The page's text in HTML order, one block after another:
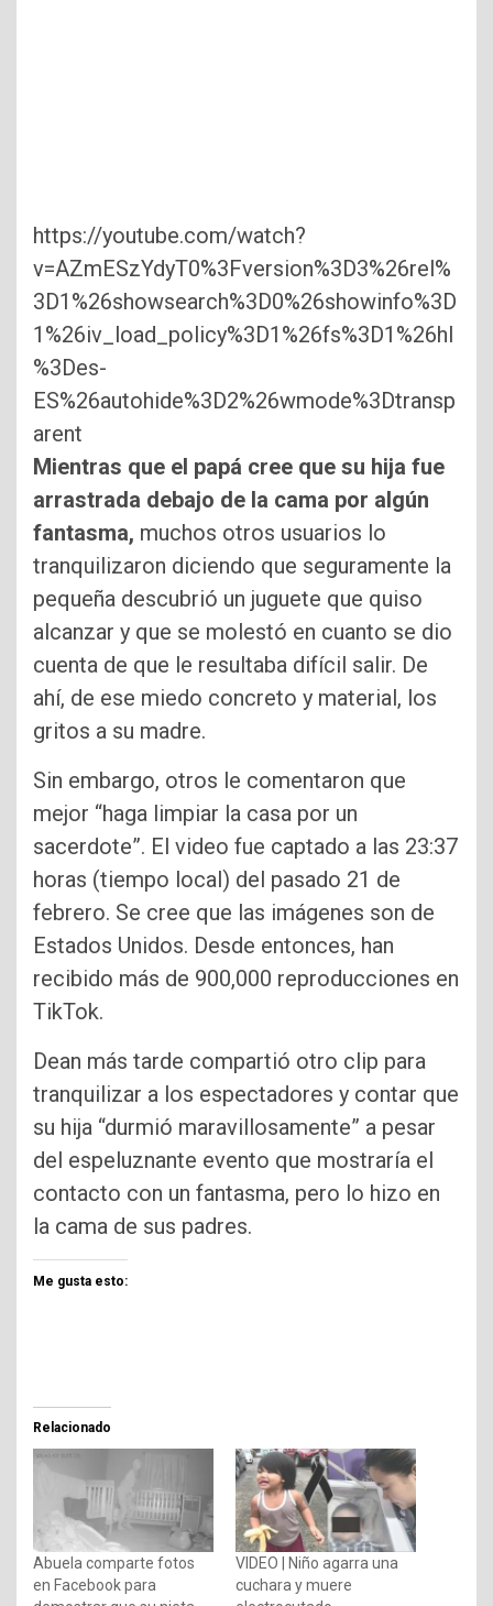
https://youtube.com/watch?
v=AZmESzYdyT0%3Fversion%3D3%26rel%
3D1%26showsearch%3D0%26showinfo%3D
1%26iv_load_policy%3D1%26fs%3D1%26hl
%3Des-
ES%26autohide%3D2%26wmode%3Dtransp
arent
Mientras que el papá cree que su hija fue
arrastrada debajo de la cama por algún
fantasma, muchos otros usuarios lo
tranquilizaron diciendo que seguramente la
pequeña descubrió un juguete que quiso
alcanzar y que se molestó en cuanto se dio
cuenta de que le resultaba difícil salir. De
ahí, de ese miedo concreto y material, los
gritos a su madre.
Sin embargo, otros le comentaron que
mejor “haga limpiar la casa por un
sacerdote”. El video fue captado a las 23:37
horas (tiempo local) del pasado 21 de
febrero. Se cree que las imágenes son de
Estados Unidos. Desde entonces, han
recibido más de 900,000 reproducciones en
TikTok.
Dean más tarde compartió otro clip para
tranquilizar a los espectadores y contar que
su hija “durmió maravillosamente” a pesar
del espeluznante evento que mostraría el
contacto con un fantasma, pero lo hizo en
la cama de sus padres.
Me gusta esto:
Relacionado
Abuela comparte fotos
en Facebook para
VIDEO | Niño agarra una
cuchara y muere